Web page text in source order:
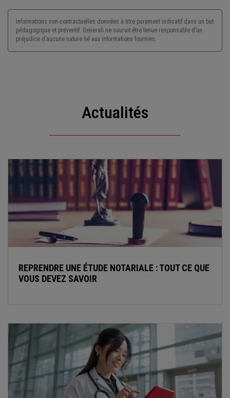
Informations non-contractuelles données à titre purement indicatif dans un but
pédagogique et préventif. Generali ne saurait être tenue responsable d’un
préjudice d’aucune nature lié aux informations fournies.
Actualités
REPRENDRE UNE ÉTUDE NOTARIALE : TOUT CE QUE
VOUS DEVEZ SAVOIR